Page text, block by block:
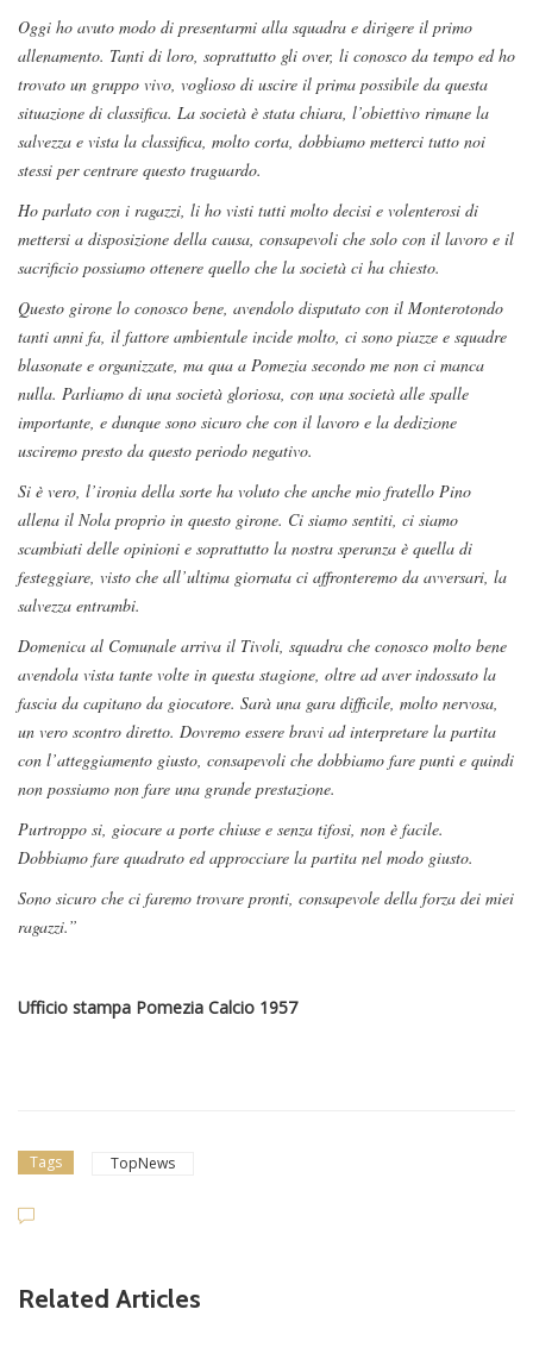
Oggi ho avuto modo di presentarmi alla squadra e dirigere il primo
allenamento. Tanti di loro, soprattutto gli over, li conosco da tempo ed ho
trovato un gruppo vivo, voglioso di uscire il prima possibile da questa
situazione di classifica. La società è stata chiara, l’obiettivo rimane la
salvezza e vista la classifica, molto corta, dobbiamo metterci tutto noi
stessi per centrare questo traguardo.
Ho parlato con i ragazzi, li ho visti tutti molto decisi e volenterosi di
mettersi a disposizione della causa, consapevoli che solo con il lavoro e il
sacrificio possiamo ottenere quello che la società ci ha chiesto.
Questo girone lo conosco bene, avendolo disputato con il Monterotondo
tanti anni fa, il fattore ambientale incide molto, ci sono piazze e squadre
blasonate e organizzate, ma qua a Pomezia secondo me non ci manca
nulla. Parliamo di una società gloriosa, con una società alle spalle
importante, e dunque sono sicuro che con il lavoro e la dedizione
usciremo presto da questo periodo negativo.
Si è vero, l’ironia della sorte ha voluto che anche mio fratello Pino
allena il Nola proprio in questo girone. Ci siamo sentiti, ci siamo
scambiati delle opinioni e soprattutto la nostra speranza è quella di
festeggiare, visto che all’ultima giornata ci affronteremo da avversari, la
salvezza entrambi.
Domenica al Comunale arriva il Tivoli, squadra che conosco molto bene
avendola vista tante volte in questa stagione, oltre ad aver indossato la
fascia da capitano da giocatore. Sarà una gara difficile, molto nervosa,
un vero scontro diretto. Dovremo essere bravi ad interpretare la partita
con l’atteggiamento giusto, consapevoli che dobbiamo fare punti e quindi
non possiamo non fare una grande prestazione.
Purtroppo si, giocare a porte chiuse e senza tifosi, non è facile.
Dobbiamo fare quadrato ed approcciare la partita nel modo giusto.
Sono sicuro che ci faremo trovare pronti, consapevole della forza dei miei
ragazzi.”
Ufficio stampa Pomezia Calcio 1957
Tags TopNews
Related Articles